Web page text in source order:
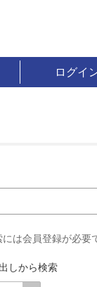
ログイ
は会員登録が必要
しから検索